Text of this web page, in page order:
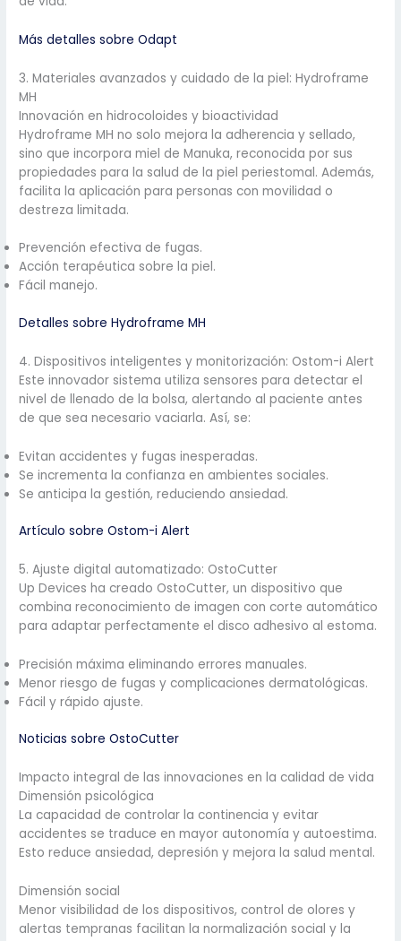
Más detalles sobre Odapt
3. Materiales avanzados y cuidado de la piel: Hydroframe
MH
Innovación en hidrocoloides y bioactividad
Hydroframe MH no solo mejora la adherencia y sellado,
sino que incorpora miel de Manuka, reconocida por sus
propiedades para la salud de la piel periestomal. Además,
facilita la aplicación para personas con movilidad o
destreza limitada.
Prevención efectiva de fugas.
Acción terapéutica sobre la piel.
Fácil manejo.
Detalles sobre Hydroframe MH
4. Dispositivos inteligentes y monitorización: Ostom-i Alert
Este innovador sistema utiliza sensores para detectar el
nivel de llenado de la bolsa, alertando al paciente antes
de que sea necesario vaciarla. Así, se:
Evitan accidentes y fugas inesperadas.
Se incrementa la confianza en ambientes sociales.
Se anticipa la gestión, reduciendo ansiedad.
Artículo sobre Ostom-i Alert
5. Ajuste digital automatizado: OstoCutter
Up Devices ha creado OstoCutter, un dispositivo que
combina reconocimiento de imagen con corte automático
para adaptar perfectamente el disco adhesivo al estoma.
Precisión máxima eliminando errores manuales.
Menor riesgo de fugas y complicaciones dermatológicas.
Fácil y rápido ajuste.
Noticias sobre OstoCutter
Impacto integral de las innovaciones en la calidad de vida
Dimensión psicológica
La capacidad de controlar la continencia y evitar
accidentes se traduce en mayor autonomía y autoestima.
Esto reduce ansiedad, depresión y mejora la salud mental.
Dimensión social
Menor visibilidad de los dispositivos, control de olores y
alertas tempranas facilitan la normalización social y la